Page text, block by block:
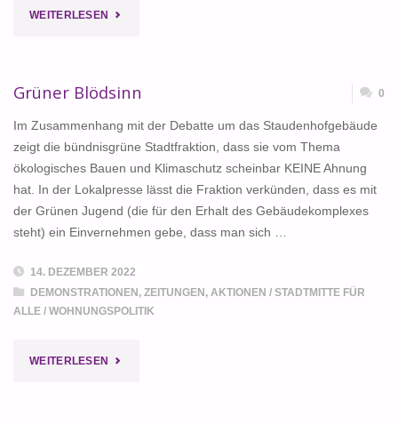
WEITERLESEN "SINNLOSE
Grüner Blödsinn 0
Im Zusammenhang mit der Debatte um das Staudenhofgebäude
zeigt die bündnisgrüne Stadtfraktion, dass sie vom Thema
ökologisches Bauen und Klimaschutz scheinbar KEINE Ahnung
hat. In der Lokalpresse lässt die Fraktion verkünden, dass es mit
der Grünen Jugend (die für den Erhalt des Gebäudekomplexes
steht) ein Einvernehmen gebe, dass man sich …
14. DEZEMBER 2022
DEMONSTRATIONEN, ZEITUNGEN, AKTIONEN / STADTMITTE FÜR
ALLE/ WOHNUNGSPOLITIK
WEITERLESEN "GRÜNER